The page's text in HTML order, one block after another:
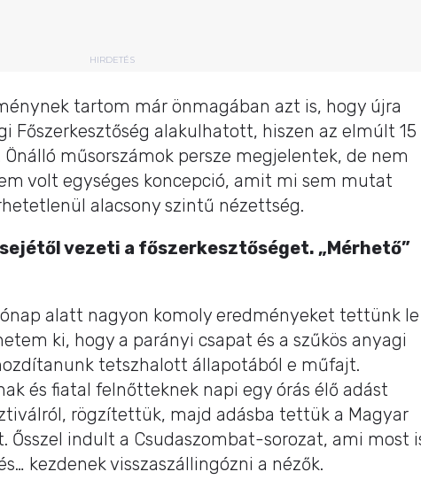
HIRDETÉS
tartom már önmagában azt is, hogy újra
Főszerkesztőség alakulhatott, hiszen az elmúlt 15
műsorszámok persze megjelentek, de nem
volt egységes koncepció, amit mi sem mutat
alacsony szintű nézettség.
vezeti a főszerkesztőséget. „Mérhető”
alatt nagyon komoly eredményeket tettünk le
ki, hogy a parányi csapat és a szűkös anyagi
tetszhalott állapotából e műfajt.
és fiatal felnőtteknek napi egy órás élő adást
rögzítettük, majd adásba tettük a Magyar
Ősszel indult a Csudaszombat-sorozat, ami most
kezdenek visszaszállingózni a nézők.